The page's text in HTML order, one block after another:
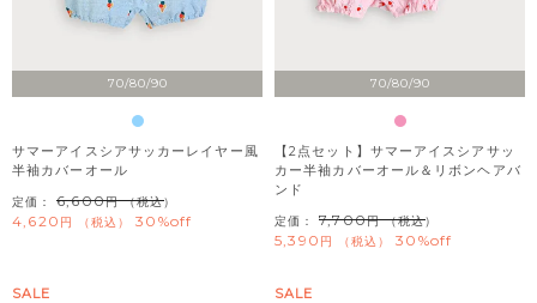
70/80/90
サマーアイスシアサッカーレイヤー風
半袖カバーオール
定価： 6,600 （税込）
4,620 税込 30%off
70/80/90
【2点セット】サマーアイスシアサッ
カー半袖カバーオール＆リボンヘアバ
ンド
定価： 7,700 （税込）
5,390 税込 30%off
SALE SALE